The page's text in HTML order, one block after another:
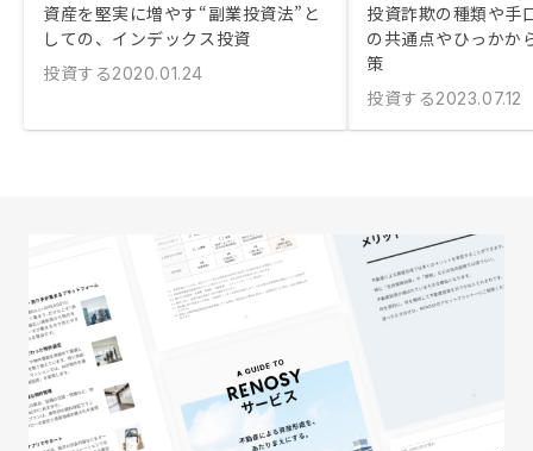
資産を堅実に増やす“副業投資法”と
しての、インデックス投資
投資する2020.01.24
投資詐欺の種類や手
の共通点やひっかか
策
投資する2023.07.12